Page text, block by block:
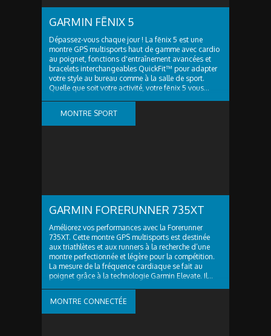
GARMIN FĒNIX 5
Dépassez-vous chaque jour ! La fēnix 5 est une
montre GPS multisports haut de gamme avec cardio
au poignet, fonctions d'entraînement avancées et
bracelets interchangeables QuickFit™ pour adapter
votre style au bureau comme à la salle de sport.
Quelle que soit votre activité, votre fēnix 5 vous...
MONTRE SPORT
GARMIN FORERUNNER 735XT
Améliorez vos performances avec la Forerunner
735XT. Cette montre GPS multisports est destinée
aux triathlètes et aux runners à la recherche d’une
montre perfectionnée et légère pour la compétition.
La mesure de la fréquence cardiaque se fait au
poignet grâce à la technologie Garmin Elevate. Il...
MONTRE CONNECTÉE